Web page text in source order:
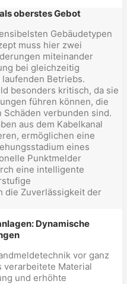
oberstes Gebot
Gebäudetypen
muss hier zwei
miteinander
bei gleichzeitig
Betriebs.
besonders kritisch, da sie
führen können, die
verbunden sind.
aus dem Kabelkanal
ermöglichen eine
eines
Punktmelder
eine intelligente
die Zuverlässigkeit der
Dynamische
vor ganz
verarbeitete Material
und erhöhte